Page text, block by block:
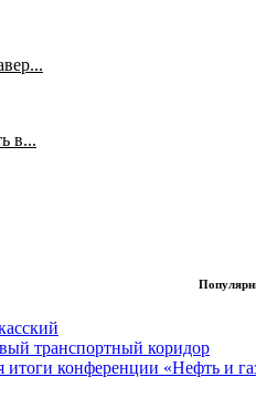
в...
транспортный коридор
конференции «Нефть и